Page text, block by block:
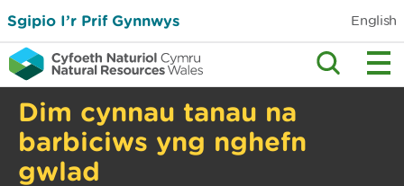
Sgipio I’r Prif Gynnwys English
Dim cynnau tanau na
barbiciws yng nghefn
gwlad